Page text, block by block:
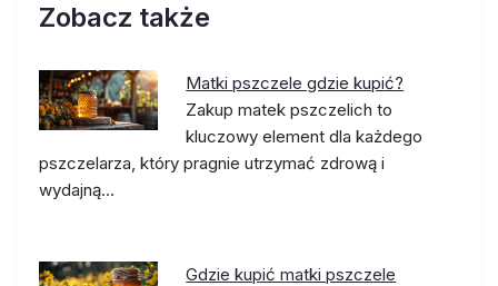
Zobacz także
Matki pszczele gdzie kupić?
Zakup matek pszczelich to
kluczowy element dla każdego
pszczelarza, który pragnie utrzymać zdrową i
wydajną…
Gdzie kupić matki pszczele